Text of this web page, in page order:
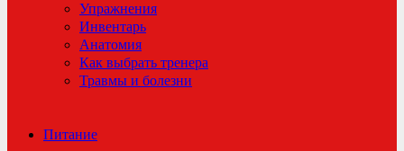
Упражнения
Инвентарь
Анатомия
Как выбрать тренера
Травмы и болезни
Питание